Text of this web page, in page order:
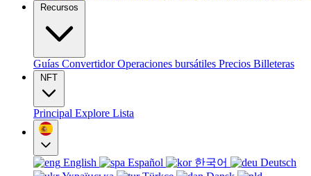
Recursos
Guías ConvertidorOperaciones bursátiles Precios Billeteras
NFT
Principal Explore Lista
English Español 한국어
Deutsch